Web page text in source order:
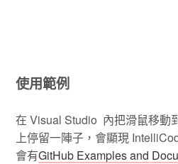
使用範例
在 Visual Studio 內把滑鼠移動
上停留一陣子，會顯現
會有GitHub Examples and